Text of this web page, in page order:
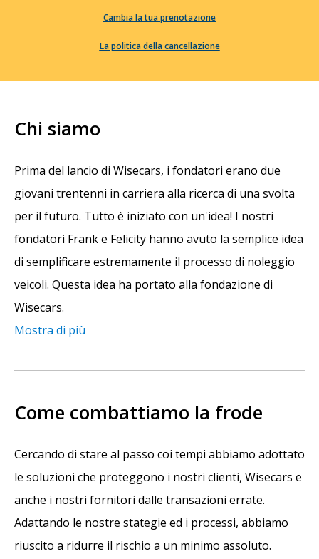
Cambia la tua prenotazione
La politica della cancellazione
Chi siamo
Prima del lancio di Wisecars, i fondatori erano due
giovani trentenni in carriera alla ricerca di una svolta
per il futuro. Tutto è iniziato con un'idea! I nostri
fondatori Frank e Felicity hanno avuto la semplice idea
di semplificare estremamente il processo di noleggio
veicoli. Questa idea ha portato alla fondazione di
Wisecars.
Mostra di più
Come combattiamo la frode
Cercando di stare al passo coi tempi abbiamo adottato
le soluzioni che proteggono i nostri clienti, Wisecars e
anche i nostri fornitori dalle transazioni errate.
Adattando le nostre stategie ed i processi, abbiamo
riuscito a ridurre il rischio a un minimo assoluto.